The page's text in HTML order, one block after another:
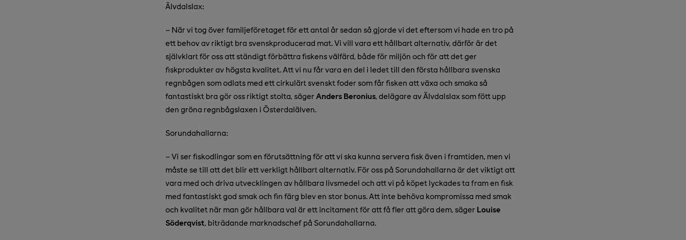
Älvdalslax:
– När vi tog över familjeföretaget för ett antal år sedan så gjorde vi det eftersom vi hade en tro på
ett behov av riktigt bra svenskproducerad mat. Vi vill vara ett hållbart alternativ, därför är det
självklart för oss att ständigt förbättra fiskens välfärd, både för miljön och för att det ger
fiskprodukter av högsta kvalitet. Att vi nu får vara en del i ledet till den första hållbara svenska
regnbågen som odlats med ett cirkulärt svenskt foder som får fisken att växa och smaka så
fantastiskt bra gör oss riktigt stolta , säger Anders Beronius , delägare av Älvdalslax som fött upp
den gröna regnbågslaxen i Österdalälven.
Sorundahallarna:
–Vi ser fiskodlingar som en förutsättning för att vi ska kunna servera fisk även i framtiden, men vi
måste se till att det blir ett verkligt hållbart alternativ. För oss på Sorundahallarna är det viktigt att
vara med och driva utvecklingen av hållbara livsmedel och att vi på köpet lyckades ta fram en fisk
med fantastiskt god smak och fin färg blev en stor bonus. Att inte behöva kompromissa med smak
och kvalitet när man gör hållbara val är ett incitament för att få fler att göra dem, säger Louise
Söderqvist , biträdande marknadschef på Sorundahallarna.